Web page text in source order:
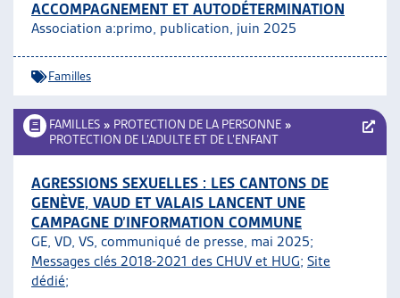
ACCOMPAGNEMENT ET AUTODÉTERMINATION
Association a:primo, publication, juin 2025
Familles
FAMILLES » PROTECTION DE LA PERSONNE »
PROTECTION DE L’ADULTE ET DE L’ENFANT
AGRESSIONS SEXUELLES : LES CANTONS DE
GENÈVE, VAUD ET VALAIS LANCENT UNE
CAMPAGNE D’INFORMATION COMMUNE
GE, VD, VS, communiqué de presse, mai 2025;
Messages clés 2018-2021 des CHUV et HUG; Site
dédié;